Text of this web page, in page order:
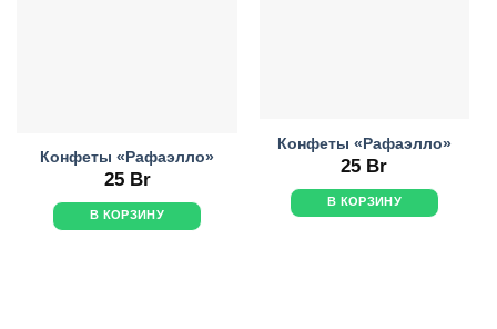
Конфеты «Рафаэлло»
25 Br
В КОРЗИНУ
Конфеты «Рафаэлло»
25 Br
В КОРЗИНУ